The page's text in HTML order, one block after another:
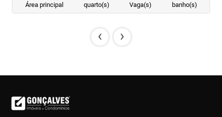
Área principal
quarto(s)
Vaga(s)
banho(s)
‹ ›